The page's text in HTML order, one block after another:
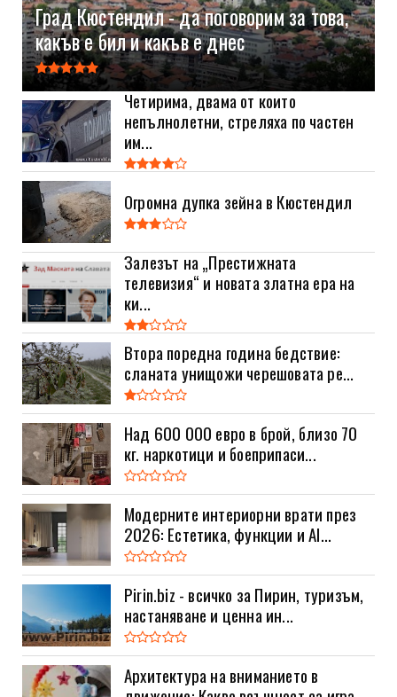
Град Кюстендил - да поговорим за това,
какъв е бил и какъв е днес
Четирима, двама от които
непълнолетни, стреляха по частен
им...
Огромна дупка зейна в Кюстендил
Залезът на „Престижната
телевизия“ и новата златна ера на
ки...
Втора поредна година бедствие:
сланата унищожи черешовата ре...
Над 600 000 евро в брой, близо 70
кг. наркотици и боеприпаси...
Модерните интериорни врати през
2026: Естетика, функции и AI...
Pirin.biz - всичко за Пирин, туризъм,
настаняване и ценна ин...
Архитектура на вниманието в